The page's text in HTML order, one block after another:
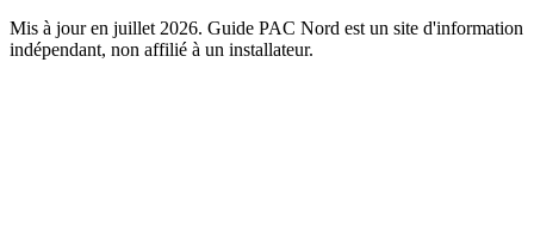
Mis à jour en juillet 2026. Guide PAC Nord est un site d'information
indépendant, non affilié à un installateur.